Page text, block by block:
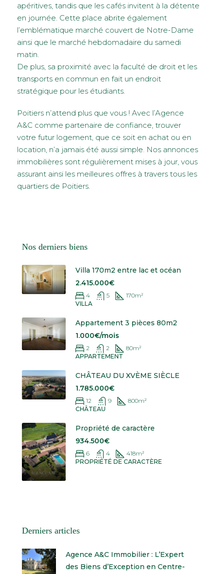
apéritives, tandis que les cafés invitent à la détente
en journée. Cette place abrite également
l’emblématique marché couvert de Notre-Dame
ainsi que le marché hebdomadaire du samedi
matin.
De plus, sa proximité avec la faculté de droit et les
transports en commun en fait un endroit
stratégique pour les étudiants.
Poitiers n’attend plus que vous ! Avec l’Agence
A&C comme partenaire de confiance, trouver
votre futur logement, que ce soit en achat ou en
location, n’a jamais été aussi simple. Nos annonces
immobilières sont régulièrement mises à jour, vous
assurant ainsi les meilleures offres à travers tous les
quartiers de Poitiers.
Nos derniers biens
Villa 170m2 entre lac et océan
2.415.000€
4 5 170m²
VILLA
Appartement 3 pièces 80m2
1.000€/mois
2 2 80m²
APPARTEMENT
CHÂTEAU DU XVÈME SIÈCLE
1.785.000€
12 9 800m²
CHÂTEAU
Propriété de caractère
934.500€
6 4 418m²
PROPRIÉTÉ DE CARACTÈRE
Derniers articles
Agence A&C Immobilier : L’Expert
des Biens d’Exception en Centre-